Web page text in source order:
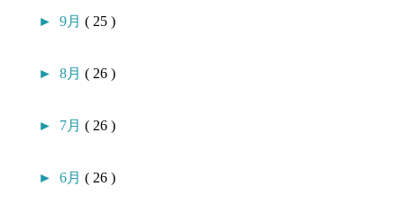
►9月( 25 )
►8月( 26 )
► 7月( 26 )
►6月( 26 )